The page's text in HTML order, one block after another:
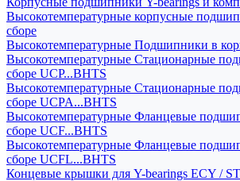
Высокотемпературные корпусные
сборе
Высокотемпературные Подшипники в
Высокотемпературные Стационарные
сборе UCP...BHTS
Высокотемпературные Стационарные
сборе UCPA...BHTS
Высокотемпературные Фланцевые
сборе UCF...BHTS
Высокотемпературные Фланцевые
сборе UCFL...BHTS
Концевые крышки для Y-bearings ECY /